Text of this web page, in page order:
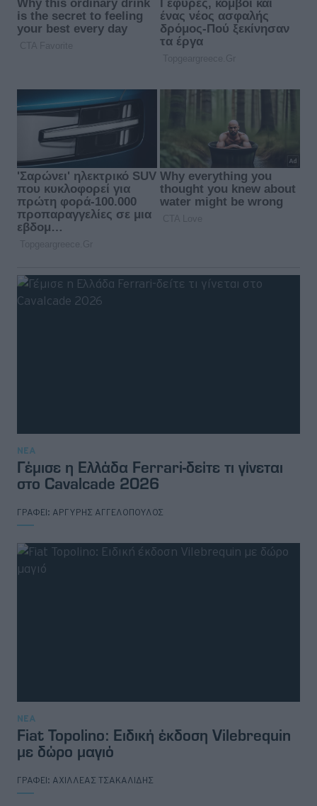
ΝΕΑ
Γέμισε η Ελλάδα Ferrari-δείτε τι γίνεται
στο Cavalcade 2026
ΓΡΑΦΕΙ: ΑΡΓΥΡΗΣ ΑΓΓΕΛΟΠΟΥΛΟΣ
ΝΕΑ
Fiat Topolino: Ειδική έκδοση Vilebrequin
με δώρο μαγιό
ΓΡΑΦΕΙ: ΑΧΙΛΛΕΑΣ ΤΣΑΚΑΛΙΔΗΣ